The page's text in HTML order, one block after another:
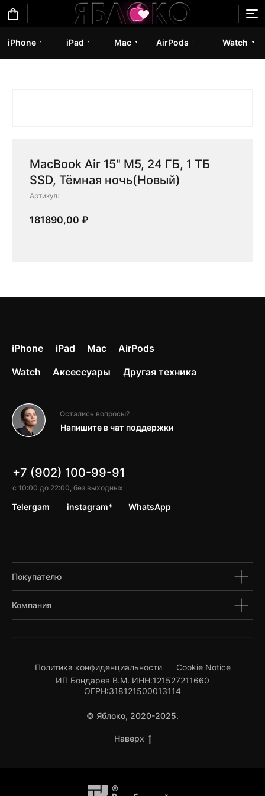
iPhone iPad Mac AirPods Watch
MacBook Air 15" M5, 24 ГБ, 1 ТБ
SSD, Тёмная ночь(Новый)
Артикул:
181890,00 ₽
iPhone iPad Mac
AirPods
Watch
Другая техника
Аксессуары
с 10:00 до 22:00, без выходных
+7 (902) 100-99-91
WhatsApp
Telergam instagram*
Остались вопросы?
Напишите в чат поддержки
Покупателю
Компания
Политика конфиденциальности
Cookie Notice
ИП Бондарев В.М. ИНН:121527211660
ОГРН:318121500013114
© Яблоко, 2020-2025.
Наверх